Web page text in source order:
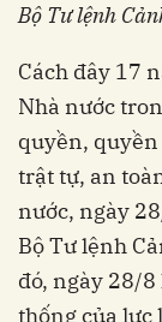
Bộ Tư lệnh
Cách đây 17
Nhà nước
quyền,
trật tự, an
nước, ngày
Bộ Tư lệnh
đó, ngày 28/
thống của lực